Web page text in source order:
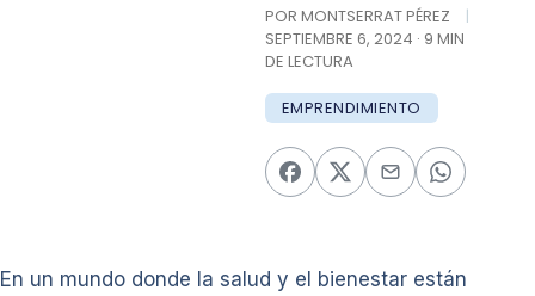
POR MONTSERRAT PÉREZ
|
SEPTIEMBRE 6, 2024 · 9 MIN
DE LECTURA
EMPRENDIMIENTO
En un mundo donde la salud y el bienestar están